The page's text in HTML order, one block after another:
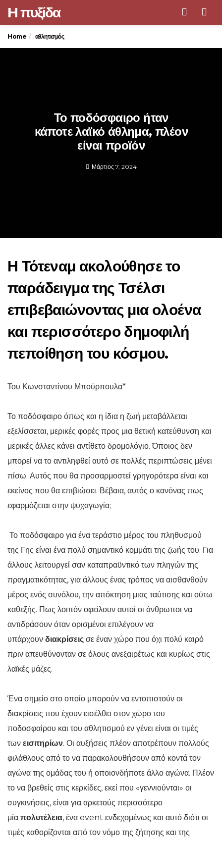
H πυξίδα
Home αθλητισμός
Το ποδόσφαιρο ήταν
κάποτε λαϊκό άθλημα, πλέον
είναι προϊόν
Μάρτιος 7, 2024
Η Τότεναμ ακολούθησε το
παράδειγμα της Τσέλσι
επιβεβαιώνοντας μια ολοένα
και περισσότερο δημοφιλή
πεποίθηση του κόσμου.
Του Κωνσταντίνου Μπούρπουλα*
Το ποδόσφαιρο όπως και η ίδια η ζωή μεταβάλλεται
εξελίσσεται, μερικές φορές προς μια θετική κατεύθυνση και
μερικές άλλες κάνει αντίθετο δρομολόγιο. Όποιος δεν
μπορεί να το αντιληφθεί αυτό σε πολλές περιπτώσεις μένει
πίσω. Αυτός που θα προσαρμοστεί γρηγορότερα είναι και
εκείνος που θα επιβιώσει. Βέβαια, αυτός ο κανόνας πως
εφαρμόζεται στην ψυχαγωγία;
Το ποδόσφαιρο για ένα τεράστιο μέρος του πληθυσμού
της Γης είναι ένα πολύ σημαντικό κομμάτι της ζωής του. Για
άλλους λειτουργεί σαν καταπραϋντικό των πληγών της
πραγματικότητας, για άλλους ένας τρόπος να αισθανθούν
μέρος ενός συνόλου, την απόκτηση μιας ταύτισης και ούτω
καθεξής. Πως λοιπόν οφείλουν αυτοί οι άνθρωποι να
αντιδράσουν όταν ορισμένοι επιλέγουν να
υπάρχουν διακρίσεις σε έναν χώρο που όχι πολύ καιρό
πριν απευθύνονταν σε όλους ανεξαιρέτως και κυρίως στις
λαϊκές μάζες.
Ένα σημείο στο οποίο μπορούν να εντοπιστούν οι
διακρίσεις που έχουν εισέλθει στον χώρο του
ποδοσφαίρου και του αθλητισμού εν γένει είναι οι τιμές
των εισιτηρίων. Οι αυξήσεις πλέον αποτρέπουν πολλούς
φιλάθλους από το να παρακολουθήσουν από κοντά τον
αγώνα της ομάδας του ή οποιονδήποτε άλλο αγώνα. Πλέον
το να βρεθείς στις κερκίδες, εκεί που «γεννιούνται» οι
συγκινήσεις, είναι για αρκετούς περισσότερο
μία πολυτέλεια, ένα event ενδεχομένως και αυτό διότι οι
τιμές καθορίζονται από τον νόμο της ζήτησης και της